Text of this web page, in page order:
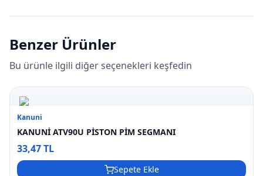
Benzer Ürünler
Bu ürünle ilgili diğer seçenekleri keşfedin
Kanuni
KANUNİ ATV90U PİSTON PİM SEGMANI
33,47 TL
Sepete Ekle